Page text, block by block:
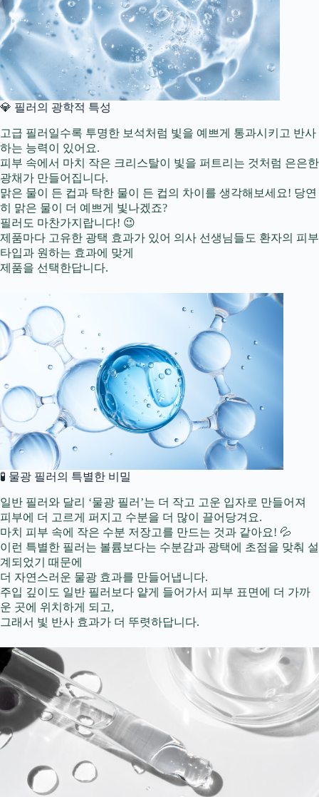
💎 필러의 광학적 특성
고급 필러일수록 투명한 보석처럼 빛을 예쁘게 통과시키고 반사
하는 능력이 있어요.
피부 속에서 마치 작은 크리스탈이 빛을 퍼트리는 것처럼 은은한
광채가 만들어집니다.
맑은 물이 든 컵과 탁한 물이 든 컵의 차이를 생각해보세요! 당연
히 맑은 물이 더 예쁘게 빛나겠죠?
필러도 마찬가지랍니다! 😉
제품마다 고유한 광택 효과가 있어 의사 선생님들도 환자의 피부
타입과 원하는 효과에 맞게
제품을 선택한답니다.
🧪 물광 필러의 특별한 비밀
일반 필러와 달리 ‘물광 필러’는 더 작고 고운 입자로 만들어져
피부에 더 고르게 퍼지고 수분을 더 많이 끌어당겨요.
마치 피부 속에 작은 수분 저장고를 만드는 것과 같아요! 💦
이런 특별한 필러는 볼륨보다는 수분감과 광택에 초점을 맞춰 설
계되었기 때문에
더 자연스러운 물광 효과를 만들어냅니다.
주입 깊이도 일반 필러보다 얕게 들어가서 피부 표면에 더 가까
운 곳에 위치하게 되고,
그래서 빛 반사 효과가 더 뚜렷하답니다.